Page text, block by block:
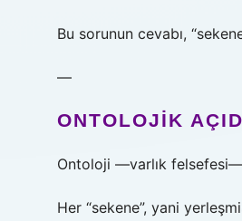
Bu sorunun cevabı,
—
ONTOLOJIK
Ontoloji —varlık felsefesi—
Her “sekene”, yani